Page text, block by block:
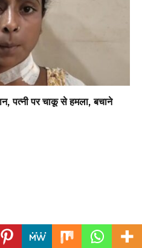
पत्नी पर चाकू से हमला, बचाने